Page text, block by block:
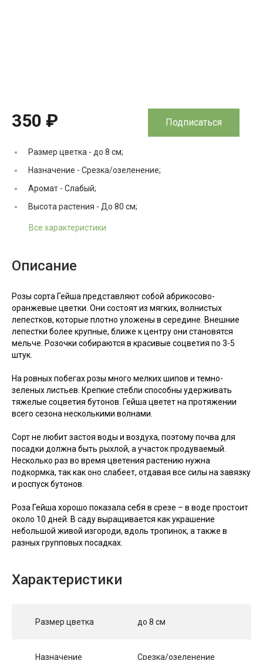
350 ₽ Подписаться
Размер цветка - до 8 см;
Назначение - Срезка/озеленение;
Аромат - Слабый;
Высота растения - До 80 см;
Все характеристики
Описание
Розы сорта Гейша представляют собой абрикосово-
оранжевые цветки. Они состоят из мягких, волнистых
лепестков, которые плотно уложены в середине. Внешние
лепестки более крупные, ближе к центру они становятся
мельче. Розочки собираются в красивые соцветия по 3-5
штук.
На ровных побегах розы много мелких шипов и темно-
зеленых листьев. Крепкие стебли способны удерживать
тяжелые соцветия бутонов. Гейша цветет на протяжении
всего сезона несколькими волнами.
Сорт не любит застоя воды и воздуха, поэтому почва для
посадки должна быть рыхлой, а участок продуваемый.
Несколько раз во время цветения растению нужна
подкормка, так как оно слабеет, отдавая все силы на завязку
и роспуск бутонов.
Роза Гейша хорошо показала себя в срезе – в воде простоит
около 10 дней. В саду выращивается как украшение
небольшой живой изгороди, вдоль тропинок, а также в
разных групповых посадках.
Характеристики
Размер цветка до 8 см
Назначение Срезка/озеленение